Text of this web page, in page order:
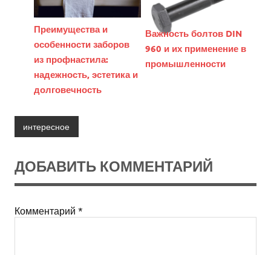
Преимущества и
особенности заборов
из профнастила:
надежность, эстетика и
долговечность
Важность болтов DIN
960 и их применение в
промышленности
интересное
ДОБАВИТЬ КОММЕНТАРИЙ
Комментарий *